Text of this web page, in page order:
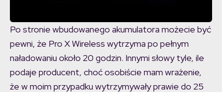
Po stronie wbudowanego akumulatora możecie być
pewni, że Pro X Wireless wytrzyma po pełnym
naładowaniu około 20 godzin. Innymi słowy tyle, ile
podaje producent, choć osobiście mam wrażenie,
że w moim przypadku wytrzymywały prawie do 25